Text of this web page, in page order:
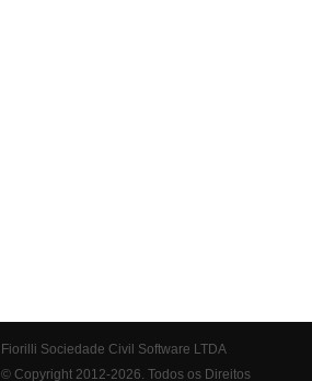
Fiorilli Sociedade Civil Software LTDA
© Copyright 2012-2026. Todos os Direitos